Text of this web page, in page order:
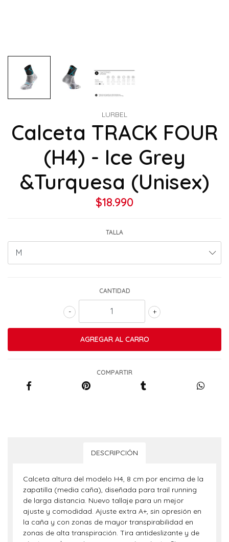
LURBEL
Calceta TRACK FOUR
(H4) - Ice Grey
&Turquesa (Unisex)
$18.990
TALLA
CANTIDAD
+
-
COMPARTIR
DESCRIPCIÓN
Calceta altura del modelo H4, 8 cm por encima de la
zapatilla (media caña), diseñada para trail running
de larga distancia. Nuevo tallaje para un mejor
ajuste y comodidad. Ajuste extra A+, sin opresión en
la caña y con zonas de mayor transpirabilidad en
zonas de alta transpiración. Tira antideslizante y de